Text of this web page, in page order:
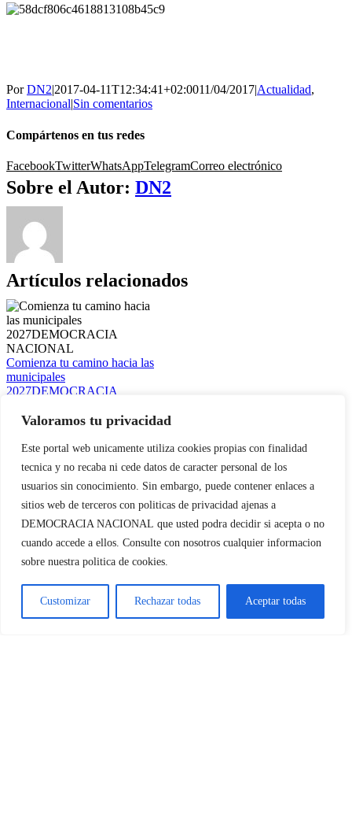
Valoramos tu privacidad
Este portal web unicamente utiliza cookies propias con finalidad
tecnica y no recaba ni cede datos de caracter personal de los
usuarios sin conocimiento. Sin embargo, puede contener enlaces a
sitios web de terceros con politicas de privacidad ajenas a
DEMOCRACIA NACIONAL que usted podra decidir si acepta o no
cuando accede a ellos. Consulte con nosotros cualquier informacion
sobre nuestra politica de cookies.
Customizar Rechazar todas Aceptar todas
PorDN2|2017-04-11T12:34:41+02:0011/04/2017|Actualidad,
Internacional|Sin comentarios
Compártenos en tus redes
FacebookTwitterWhatsAppTelegramCorreo electrónico
Sobre el Autor: DN2
Artículos relacionados
Comienza tu camino hacia las
municipales
2027DEMOCRACIA
Galería
Comienza tu camino hacia
las municipales 2027
DEMOCRACIA NACIONAL
AmaroDepartamento Pro-
Galería
Deja tu comentario
Comentar